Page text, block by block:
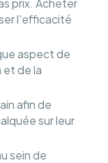
prix. Acheter
l'efficacité
aspect de
et de la
afin de
sur leur
sein de